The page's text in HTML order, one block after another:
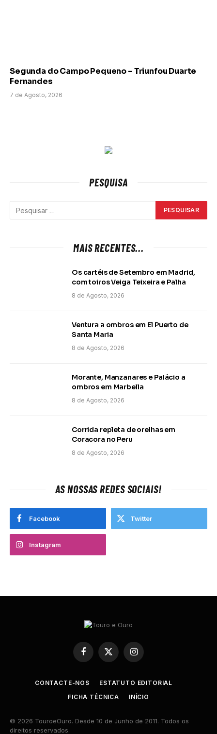
Segunda do Campo Pequeno – Triunfou Duarte
Fernandes
7 de Agosto, 2026
PESQUISA
MAIS RECENTES...
Os cartéis de Setembro em Madrid,
com toiros Veiga Teixeira e Palha
8 de Agosto, 2026
Ventura a ombros em El Puerto de
Santa Maria
8 de Agosto, 2026
Morante, Manzanares e Palácio a
ombros em Marbella
8 de Agosto, 2026
Corrida repleta de orelhas em
Coracora no Peru
8 de Agosto, 2026
AS NOSSAS REDES SOCIAIS!
Facebook Twitter
Instagram
Facebook
X
Instagram
CONTACTE-NOS
ESTATUTO EDITORIAL
FICHA TÉCNICA
INÍCIO
© 2026 TouroeOuro. Desde 10 de Junho de 2011. Todos os
direitos reservados.